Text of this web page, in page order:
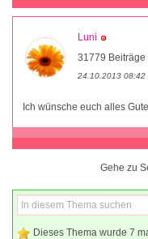
Luni
31779 Beiträge
24.10.2013 08:42
Ich wünsche euch alles
Gehe zu
Dieses Thema wurde 7